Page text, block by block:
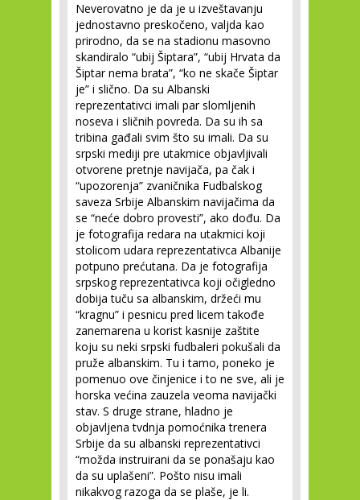
Neverovatno je da je u izveštavanju
jednostavno preskočeno, valjda kao
prirodno, da se na stadionu masovno
skandiralo “ubij Šiptara”, “ubij Hrvata da
Šiptar nema brata”, “ko ne skače Šiptar
je” i slično. Da su Albanski
reprezentativci imali par slomljenih
noseva i sličnih povreda. Da su ih sa
tribina gađali svim što su imali. Da su
srpski mediji pre utakmice objavljivali
otvorene pretnje navijača, pa čak i
“upozorenja” zvaničnika Fudbalskog
saveza Srbije Albanskim navijačima da
se “neće dobro provesti”, ako dođu. Da
je fotografija redara na utakmici koji
stolicom udara reprezentativca Albanije
potpuno prećutana. Da je fotografija
srpskog reprezentativca koji očigledno
dobija tuču sa albanskim, držeći mu
“kragnu” i pesnicu pred licem takođe
zanemarena u korist kasnije zaštite
koju su neki srpski fudbaleri pokušali da
pruže albanskim. Tu i tamo, poneko je
pomenuo ove činjenice i to ne sve, ali je
horska većina zauzela veoma navijački
stav. S druge strane, hladno je
objavljena tvdnja pomoćnika trenera
Srbije da su albanski reprezentativci
“možda instruirani da se ponašaju kao
da su uplašeni”. Pošto nisu imali
nikakvog razoga da se plaše, je li.